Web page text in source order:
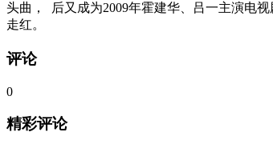
头曲， 后又成为2009年霍建华、吕一主演电
走红。
评论
0
精彩评论